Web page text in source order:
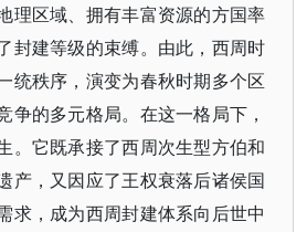
理区域、拥有丰富资源的方国率
封建等级的束缚。由此，西周时
统秩序，演变为春秋时期多个区
争的多元格局。在这一格局下，
。它既承接了西周次生型方伯和
产，又因应了王权衰落后诸侯国
求，成为西周封建体系向后世中